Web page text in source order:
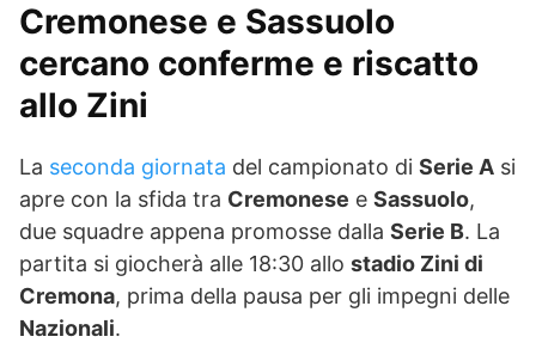
Cremonese e Sassuolo
cercano conferme e riscatto
allo Zini
La seconda giornata del campionato di Serie A si
apre con la sfida tra Cremonese e Sassuolo,
due squadre appena promosse dalla Serie B. La
partita si giocherà alle 18:30 allo stadio Zini di
Cremona, prima della pausa per gli impegni delle
Nazionali.